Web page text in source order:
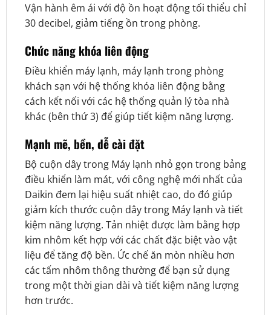
Vận hành êm ái với độ ồn hoạt động tối thiểu chỉ
30 decibel, giảm tiếng ồn trong phòng.
Chức năng khóa liên động
Điều khiển máy lạnh, máy lạnh trong phòng
khách sạn với hệ thống khóa liên động bằng
cách kết nối với các hệ thống quản lý tòa nhà
khác (bên thứ 3) để giúp tiết kiệm năng lượng.
Mạnh mẽ, bền, dễ cài đặt
Bộ cuộn dây trong Máy lạnh nhỏ gọn trong bảng
điều khiển làm mát, với công nghệ mới nhất của
Daikin đem lại hiệu suất nhiệt cao, do đó giúp
giảm kích thước cuộn dây trong Máy lạnh và tiết
kiệm năng lượng. Tản nhiệt được làm bằng hợp
kim nhôm kết hợp với các chất đặc biệt vào vật
liệu để tăng độ bền. Ức chế ăn mòn nhiều hơn
các tấm nhôm thông thường để bạn sử dụng
trong một thời gian dài và tiết kiệm năng lượng
hơn trước.